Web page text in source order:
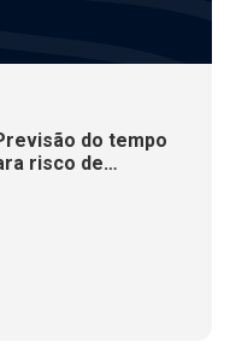
do tempo
risco de